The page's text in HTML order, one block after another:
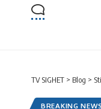
TV SIGHET > Blog >
BREAKING NEWS